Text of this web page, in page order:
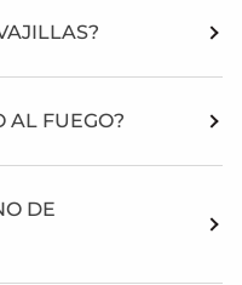
AL FUEGO?
DE